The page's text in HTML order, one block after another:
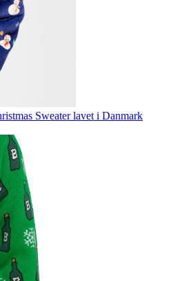
Sweater lavet i Danmark